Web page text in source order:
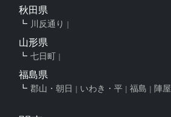
秋田県
川反通り
山形県
七日町
福島県
郡山・朝日 いわき・平 福島 陣屋